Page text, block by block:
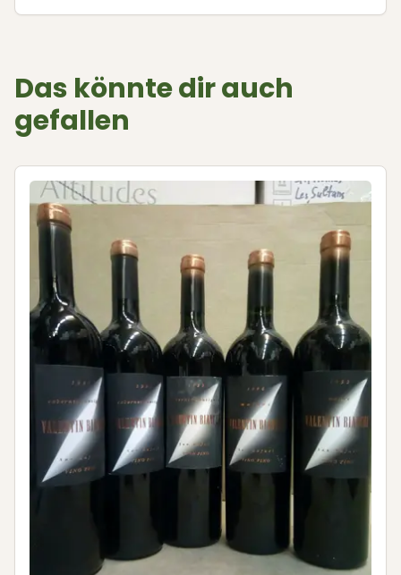
Das könnte dir auch
gefallen